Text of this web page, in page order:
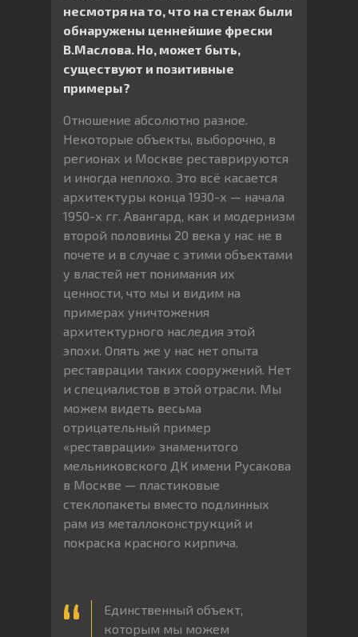
несмотря на то, что на стенах были
обнаружены ценнейшие фрески
В.Маслова. Но, может быть,
существуют и позитивные
примеры?
Отношение абсолютно разное.
Некоторые объекты, выборочно, в
регионах и Москве реставрируются
и иногда неплохо. Это всё касается
архитектуры конца 1930-х — начала
1950-х гг. Авангард, как и модернизм
второй половины 20 века у нас не в
почете и в случае с этими объектами
у властей нет понимания их
ценности, что мы и видим на
примерах уничтожения
архитектурного наследия этой
эпохи. Опять же у нас нет опыта
реставрации таких сооружений. Нет
и специалистов в этой отрасли. Мы
можем видеть весьма
отрицательный пример
«реставрации» знаменитого
мельниковского ДК имени Русакова
в Москве — пластиковые
стеклопакеты вместо подлинных
рам из металлоконструкций и
покраска красного кирпича.
Единственный объект,
которым мы можем